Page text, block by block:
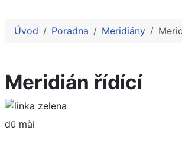
Úvod Poradna Meridiány
Meridián řídící
dū mài